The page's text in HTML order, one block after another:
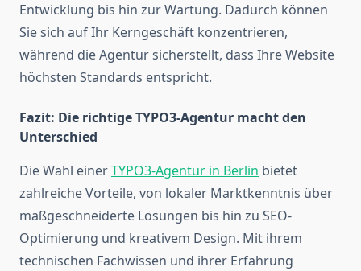
Entwicklung bis hin zur Wartung. Dadurch können
Sie sich auf Ihr Kerngeschäft konzentrieren,
während die Agentur sicherstellt, dass Ihre Website
höchsten Standards entspricht.
Fazit: Die richtige TYPO3-Agentur macht den
Unterschied
Die Wahl einerTYPO3-Agentur in Berlin bietet
zahlreiche Vorteile, von lokaler Marktkenntnis über
maßgeschneiderte Lösungen bis hin zu SEO-
Optimierung und kreativem Design. Mit ihrem
technischen Fachwissen und ihrer Erfahrung